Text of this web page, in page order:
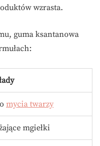
wzrasta.
guma ksantanowa
mycia twarzy
mgiełki